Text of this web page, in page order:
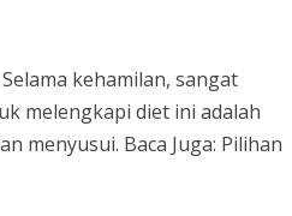
Selama kehamilan, sangat
melengkapi diet ini adalah
menyusui. Baca Juga: Pilihan